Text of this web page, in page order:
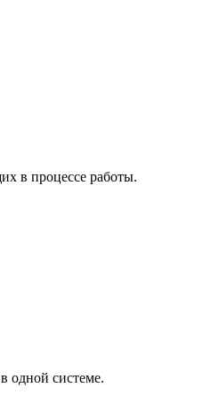
в процессе работы.
одной системе.